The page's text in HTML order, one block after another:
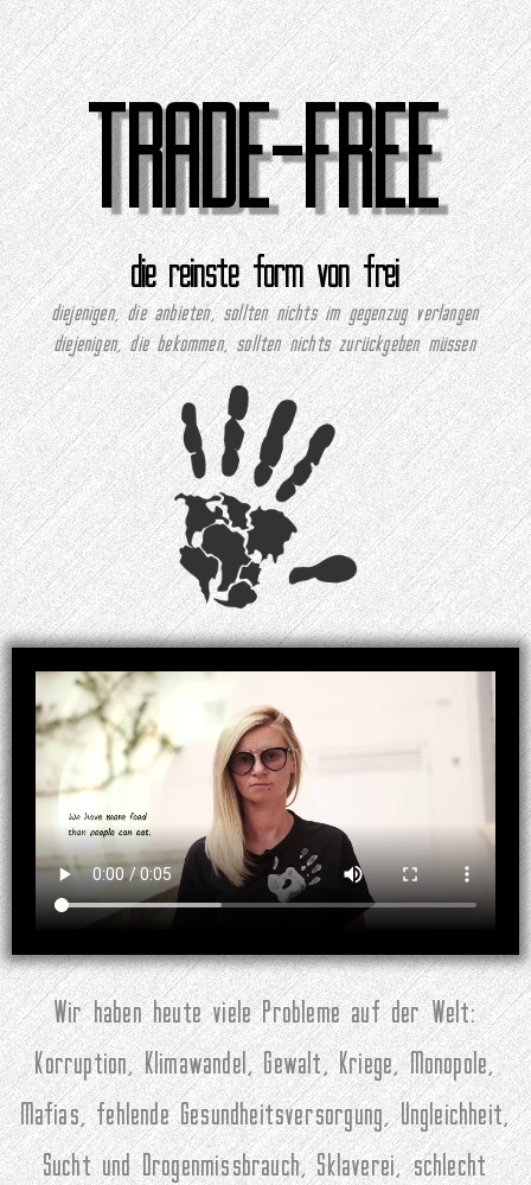
TRADE-FREE
die reinste form von frei
diejenigen, die anbieten, sollten nichts im gegenzug verlangen
diejenigen, die bekommen, sollten nichts zurückgeben müssen
Wir haben heute viele Probleme auf der Welt:
Korruption, Klimawandel, Gewalt, Kriege, Monopole,
Mafias, fehlende Gesundheitsversorgung, Ungleichheit,
Sucht und Drogenmissbrauch, Sklaverei, schlecht